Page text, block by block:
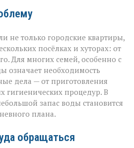
не только городские квартиры,
посёлках и хуторах: от
Для многих семей, особенно с
означает необходимость
дела — от приготовления
процедур. В
запас воды становится
плана.
обращаться